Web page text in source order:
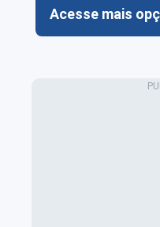
Acesse mais